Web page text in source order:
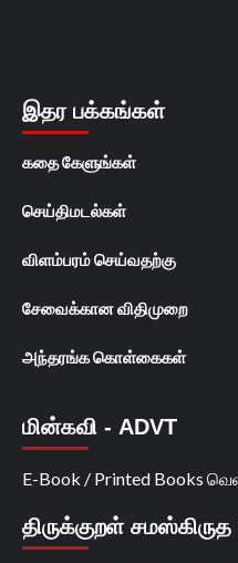
இதர பக்கங்கள்
கதை கேளுங்கள்
செய்திமடல்கள்
விளம்பரம் செய்வதற்கு
சேவைக்கான விதிமுறை
அந்தரங்க கொள்கைகள்
மின்கவி - ADVT
E-Book / Printed Books
திருக்குறள்